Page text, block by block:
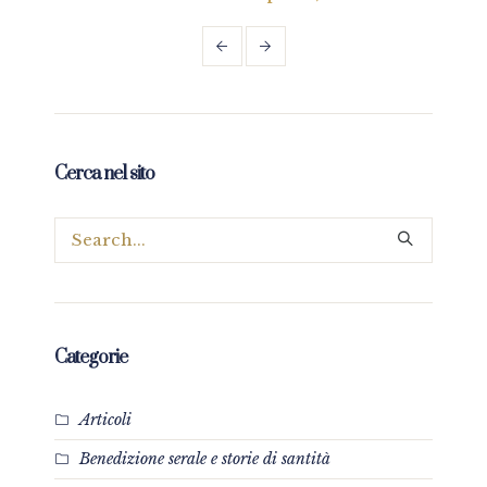
Cerca nel sito
Categorie
Articoli
Benedizione serale e storie di santità